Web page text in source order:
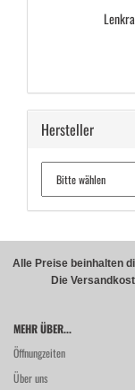
Hersteller
Alle Preise beinhalten
Die
MEHR ÜBER...
Öffnungzeiten
Über uns